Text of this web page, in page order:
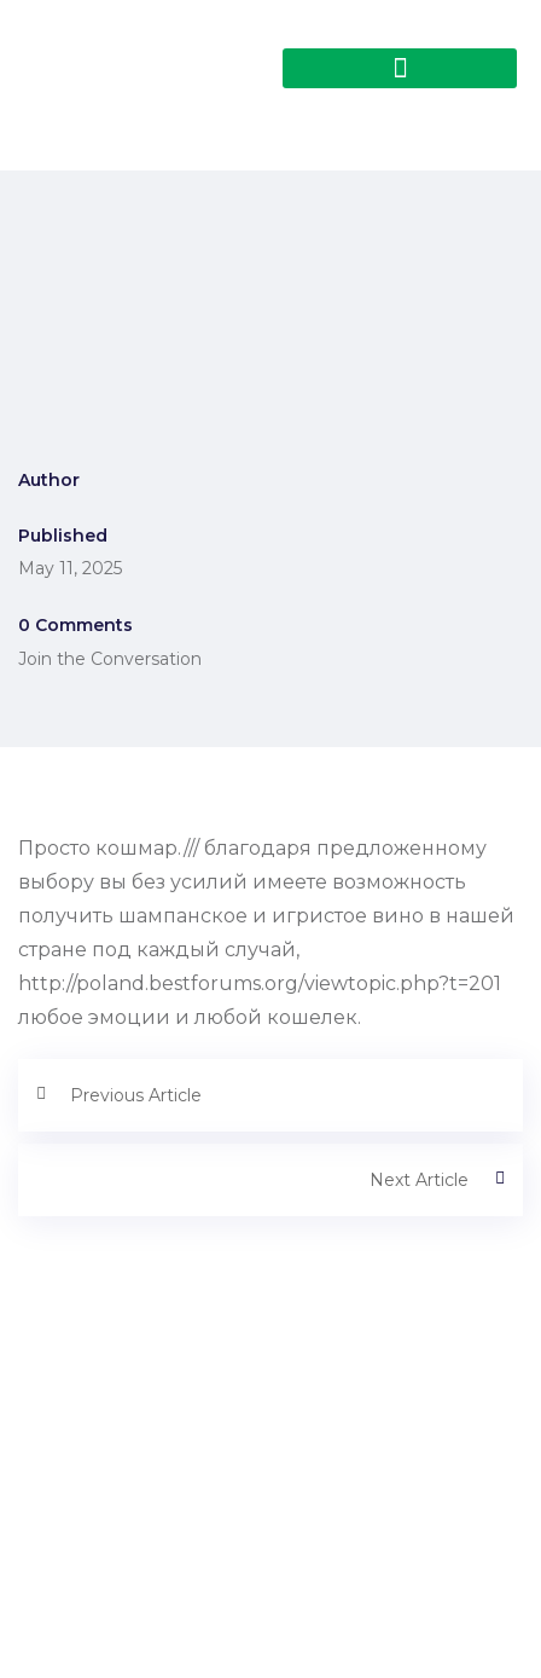
Author
Published
May 11, 2025
0 Comments
Join the Conversation
Просто кошмар./// благодаря предложенному
выбору вы без усилий имеете возможность
получить шампанское и игристое вино в нашей
стране под каждый случай,
http://poland.bestforums.org/viewtopic.php?t=201
любое эмоции и любой кошелек.
Previous Article
Next Article